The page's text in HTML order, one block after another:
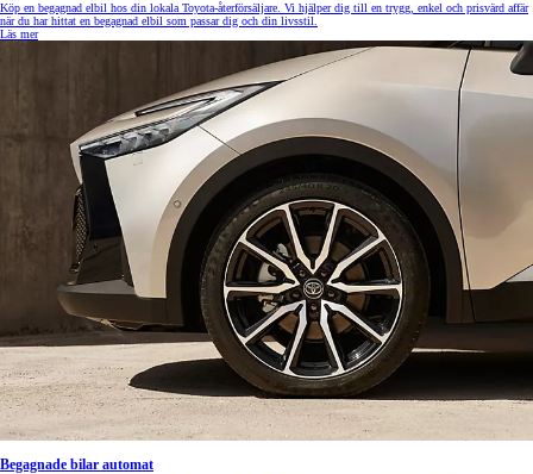
Köp en begagnad elbil hos din lokala Toyota-återförsäljare. Vi hjälper dig till en trygg, enkel och prisvärd affär
när du har hittat en begagnad elbil som passar dig och din livsstil.
Läs mer
Begagnade bilar automat